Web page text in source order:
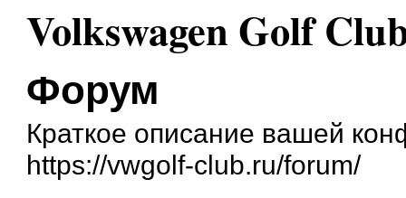
Volkswagen Golf
Форум
Краткое описание вашей
https://vwgolf-club.ru/forum/